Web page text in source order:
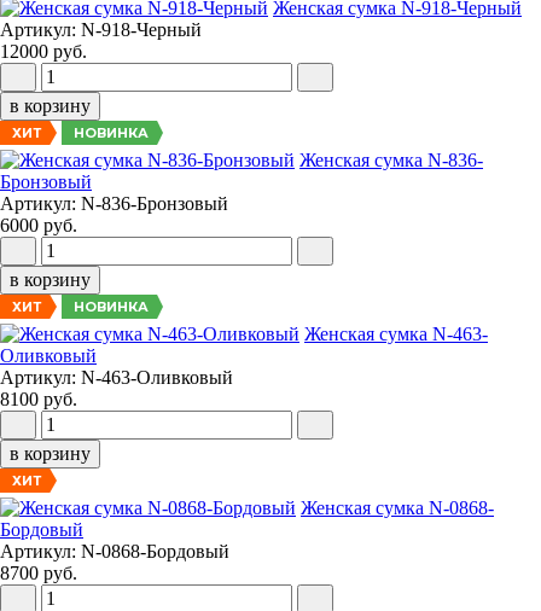
Женская сумка N-918-Черный
Артикул: N-918-Черный
12000 руб.
в корзину
ХИТ НОВИНКА
Женская сумка N-836-
Бронзовый
Артикул: N-836-Бронзовый
6000 руб.
в корзину
ХИТ НОВИНКА
Женская сумка N-463-
Оливковый
Артикул: N-463-Оливковый
8100 руб.
в корзину
ХИТ
Женская сумка N-0868-
Бордовый
Артикул: N-0868-Бордовый
8700 руб.